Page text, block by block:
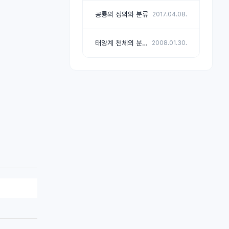
공룡의 정의와 분류 2017.04.08.
태양계 천체의 분류 및 데이터 2008.01.30.